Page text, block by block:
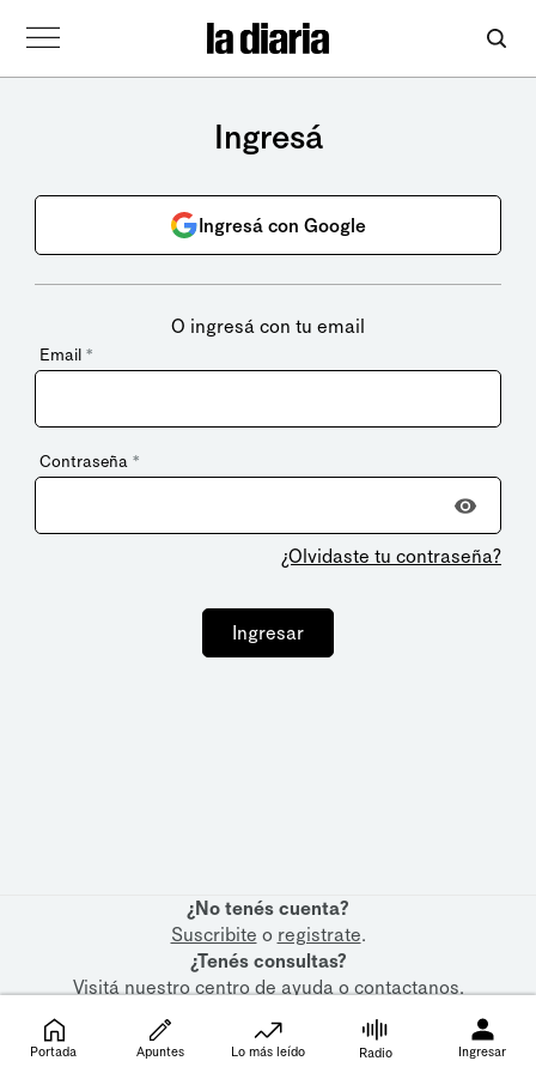
Ingresá
Ingresá con Google
O ingresá con tu email
Email *
Contraseña *
¿Olvidaste tu contraseña?
Ingresar
¿No tenés cuenta?
Suscribite o registrate.
¿Tenés consultas?
Visitá nuestrocentro de ayudaocontactanos.
Portada Apuntes Lo más leído Radio Ingresar